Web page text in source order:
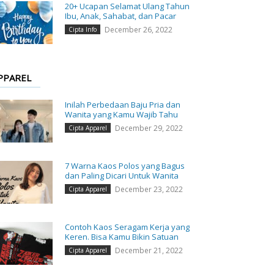
20+ Ucapan Selamat Ulang Tahun
Ibu, Anak, Sahabat, dan Pacar
Cipta Info December 26, 2022
Inilah Perbedaan Baju Pria dan
Wanita yang Kamu Wajib Tahu
Cipta Apparel December 29, 2022
7 Warna Kaos Polos yang Bagus
dan Paling Dicari Untuk Wanita
Cipta Apparel December 23, 2022
Contoh Kaos Seragam Kerja yang
Keren. Bisa Kamu Bikin Satuan
Cipta Apparel December 21, 2022